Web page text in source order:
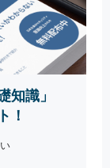
知識」
！